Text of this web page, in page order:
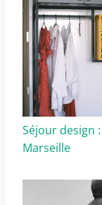
Séjour design
Marseille